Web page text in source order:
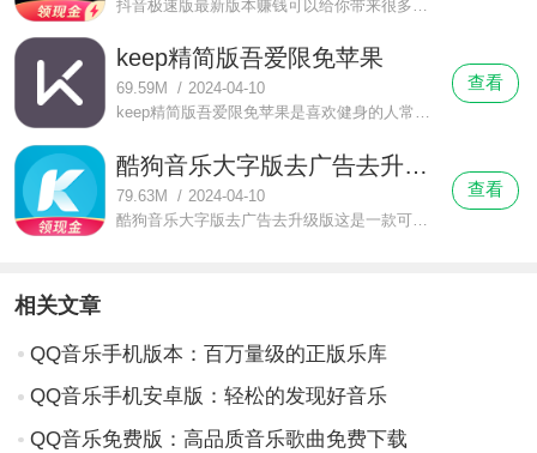
keep精简版吾爱限免苹果
69.59M / 2024-04-10
keep精简版吾爱限免苹果是喜欢健身的人常备的手机软件，它的出现让你能够随时随地运动，非常方便，在家也能健身，软件真的很受欢迎，很快就获得了大家的认可，这是专门为爱运动的人打造的一款软件。
查看
酷狗音乐大字版去广告去升级版
79.63M / 2024-04-10
酷狗音乐大字版去广告去升级版这是一款可以解闷的神器，软件真的挺好用，是专门为广大中老年人打造的一款软件，软件有许多有用的功能，操作相当快捷，这款软件有很多好评，可以给你带来很多快乐，这是一款很有实力的音乐播放器。
查看
相关文章
QQ音乐手机版本：百万量级的正版乐库
QQ音乐手机安卓版：轻松的发现好音乐
QQ音乐免费版：高品质音乐歌曲免费下载